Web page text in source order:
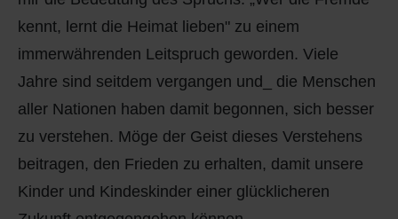
kennt, lernt die Heimat lieben" zu einem
immerwährenden Leitspruch geworden. Viele
Jahre sind seitdem vergangen und_ die Menschen
aller Nationen haben damit begonnen, sich besser
zu verstehen. Möge der Geist dieses Verstehens
beitragen, den Frieden zu erhalten, damit unsere
Kinder und Kindeskinder einer glücklicheren